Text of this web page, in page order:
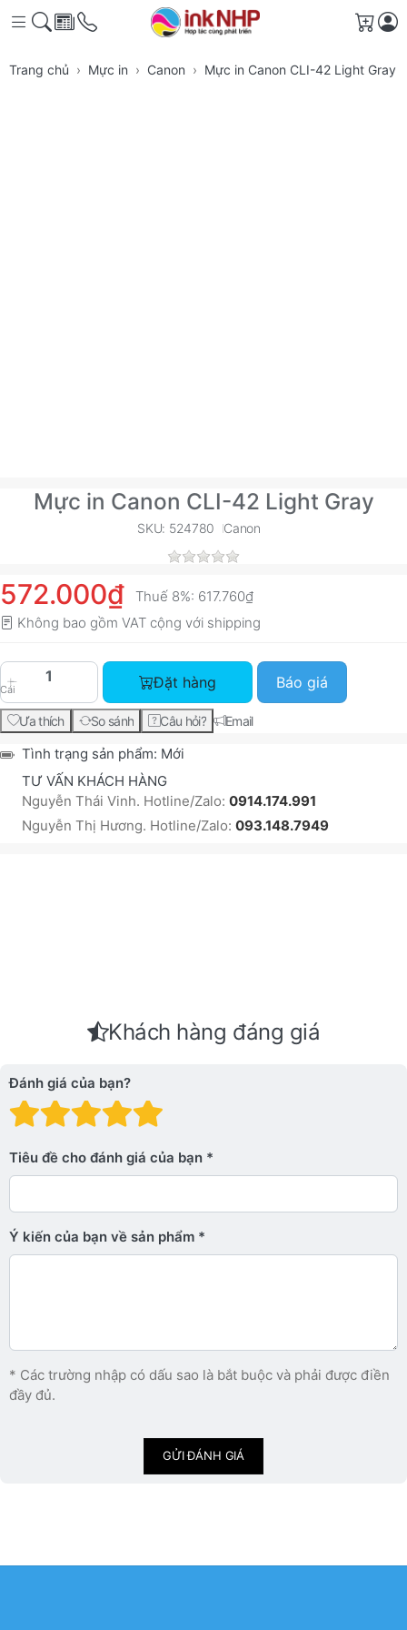
Giỏ
Trang chủ Mực in Canon Mực in Canon CLI-42 Light Gray
Mực in Canon CLI-42 Light Gray
SKU: 524780 Canon
572.000₫ Thuế 8%: 617.760₫
Không bao gồm VAT cộng với shipping
Cái
Mực in Canon CLI-42 Light Gray với giá
Đặt hàng Báo giá
Ưa thích So sánh Câu hỏi? Email
Tình trạng sản phẩm: Mới
TƯ VẤN KHÁCH HÀNG
Nguyễn Thái Vinh. Hotline/Zalo: 0914.174.991
Nguyễn Thị Hương. Hotline/Zalo: 093.148.7949
Khách hàng đáng giá
Đánh giá của bạn?
Đánh giá: 4 trên 5
Đánh giá: 3 trên 5 sao.
Đánh giá: 2 trên 5 sao.
Đánh giá: 1 trên 5 sao. Xấu
Tiêu đề cho đánh giá của bạn
Ý kiến ​​của bạn về sản phẩm
* Các trường nhập có dấu sao là bắt buộc và phải được điền
đầy đủ.
GỬI ĐÁNH GIÁ